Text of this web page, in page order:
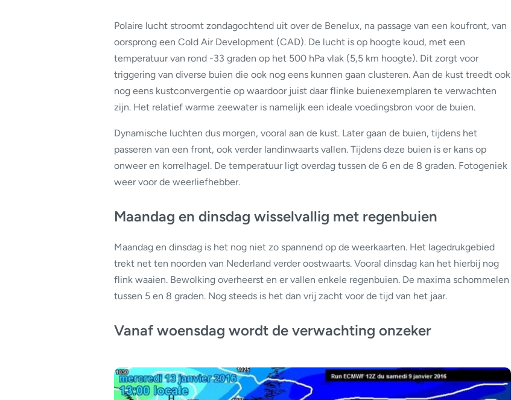
Polaire lucht stroomt zondagochtend uit over de Benelux, na passage van een koufront, van
oorsprong een Cold Air Development (CAD). De lucht is op hoogte koud, met een
temperatuur van rond -33 graden op het 500 hPa vlak (5,5 km hoogte). Dit zorgt voor
triggering van diverse buien die ook nog eens kunnen gaan clusteren. Aan de kust treedt ook
nog eens kustconvergentie op waardoor juist daar flinke buienexemplaren te verwachten
zijn. Het relatief warme zeewater is namelijk een ideale voedingsbron voor de buien.
Dynamische luchten dus morgen, vooral aan de kust. Later gaan de buien, tijdens het
passeren van een front, ook verder landinwaarts vallen. Tijdens deze buien is er kans op
onweer en korrelhagel. De temperatuur ligt overdag tussen de 6 en de 8 graden. Fotogeniek
weer voor de weerliefhebber.
Maandag en dinsdag wisselvallig met regenbuien
Maandag en dinsdag is het nog niet zo spannend op de weerkaarten. Het lagedrukgebied
trekt net ten noorden van Nederland verder oostwaarts. Vooral dinsdag kan het hierbij nog
flink waaien. Bewolking overheerst en er vallen enkele regenbuien. De maxima schommelen
tussen 5 en 8 graden. Nog steeds is het dan vrij zacht voor de tijd van het jaar.
Vanaf woensdag wordt de verwachting onzeker